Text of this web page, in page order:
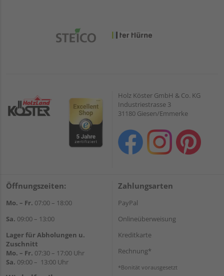
Holz Köster GmbH & Co. KG
Industriestrasse 3
31180 Giesen/Emmerke
Öffnungszeiten:
Mo. – Fr. 07:00 – 18:00
Sa. 09:00 – 13:00
Lager für Abholungen u.
Zuschnitt
Mo. – Fr. 07:30 – 17:00 Uhr
Sa. 09:00 – 13:00 Uhr
Zahlungsarten
PayPal
Onlineüberweisung
Kreditkarte
Rechnung*
*Bonität vorausgesetzt